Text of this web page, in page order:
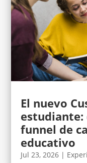
El nuevo
funnel de
educativo
Jul 23, 2026 |